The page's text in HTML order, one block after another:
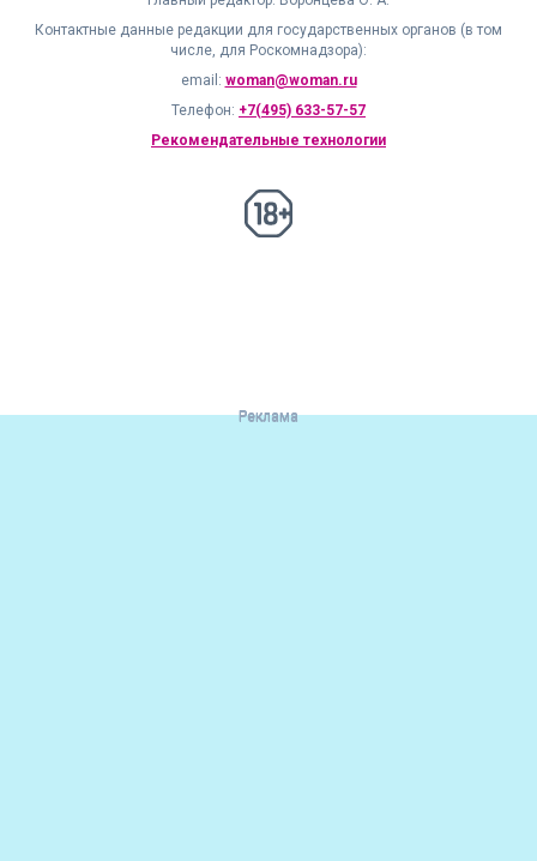
Контактные данные редакции для государственных органов (в том
числе, для Роскомнадзора):
email: woman@woman.ru
Телефон: +7(495) 633-57-57
Рекомендательные технологии
18+